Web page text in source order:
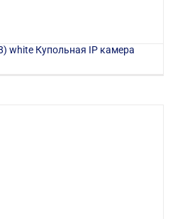
white Купольная IP камера